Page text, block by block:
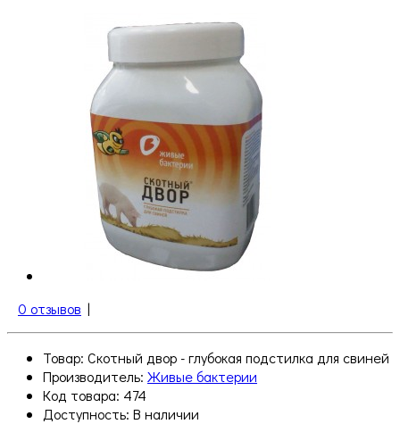
0 отзывов |
Товар: Скотный двор - глубокая подстилка для свиней
Производитель: Живые бактерии
Код товара: 474
Доступность: В наличии